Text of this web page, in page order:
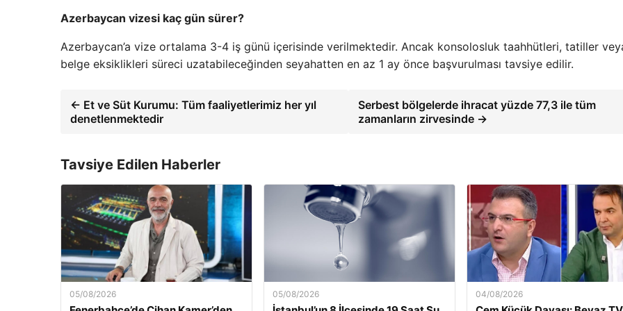
Azerbaycan vizesi kaç gün sürer?
Azerbaycan’a vize ortalama 3-4 iş günü içerisinde verilmektedir. Ancak konsolosluk taahhütleri, tatiller
belge eksiklikleri süreci uzatabileceğinden seyahatten en az 1 ay önce başvurulması tavsiye edilir.
← Et ve Süt Kurumu: Tüm faaliyetlerimiz her yıl
denetlenmektedir
Serbest bölgelerde ihracat yüzde 77,3 ile tüm
zamanların zirvesinde →
Tavsiye Edilen Haberler
05/08/2026 05/08/2026 04/08/2026